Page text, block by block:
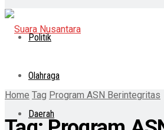
Politik
Olahraga
Daerah
Home Tag Program ASN Berintegritas